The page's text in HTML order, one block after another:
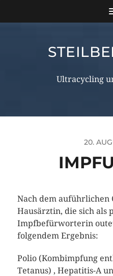
Ultracycling
20.
Nach dem auführlichen
Hausärztin, die sich als
Impfbefürworterin
folgendem Ergebnis:
Polio (Kombimpfung
Tetanus) , Hepatitis-A